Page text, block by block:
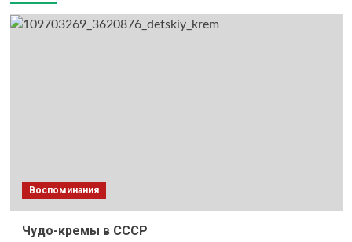
Воспоминания
Чудо-кремы в СССР